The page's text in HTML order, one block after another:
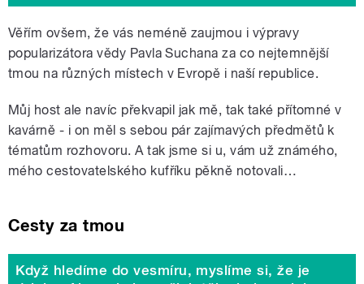
Věřím ovšem, že vás neméně zaujmou i výpravy
popularizátora vědy Pavla Suchana za co nejtemnější
tmou na různých místech v Evropě i naší republice.
Můj host ale navíc překvapil jak mě, tak také přítomné v
kavárně - i on měl s sebou pár zajímavých předmětů k
tématům rozhovoru. A tak jsme si u, vám už známého,
mého cestovatelského kufříku pěkně notovali…
Cesty za tmou
Když hledíme do vesmíru, myslíme si, že je